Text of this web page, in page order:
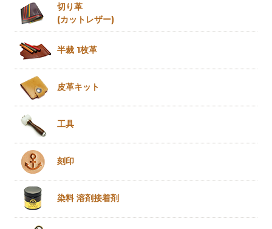
切り革
(カットレザー)
半裁 1枚革
皮革キット
工具
刻印
染料 溶剤接着剤